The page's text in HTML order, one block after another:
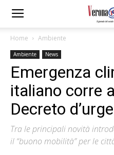
Home Ambiente
Ambiente News
Emergenza
italiano corre
Decreto
Tra le principali novità
il “buono mobilità” per le